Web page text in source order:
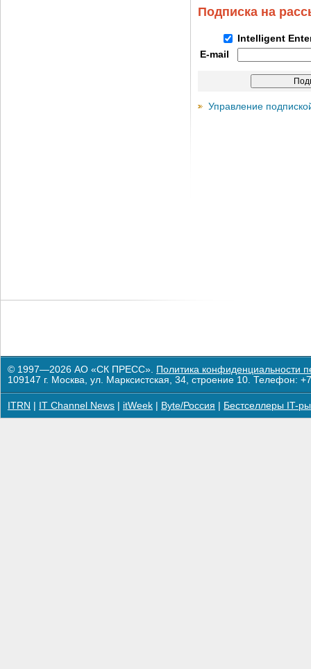
Подписка на
Intelligent
E-mail
Управление
© 1997—2026 АО «СК ПРЕСС». Политика конфиденциальности
109147 г. Москва, ул. Марксистская, 34, строение 10. Телефон:
ITRN IT Channel News itWeek Byte/Россия Бестселлеры IT-